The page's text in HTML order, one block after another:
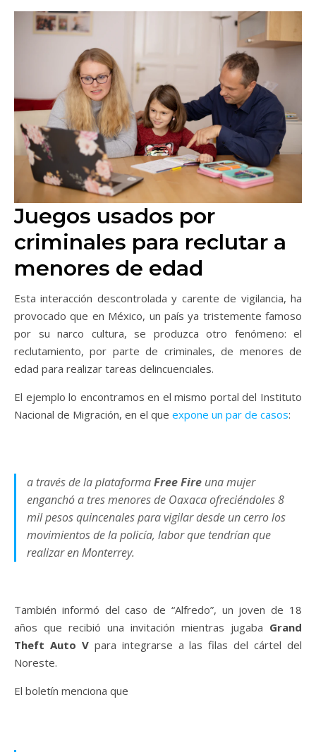
Juegos usados por
criminales para reclutar a
menores de edad
Esta interacción descontrolada y carente de vigilancia, ha
provocado que en México, un país ya tristemente famoso
por su narco cultura, se produzca otro fenómeno: el
reclutamiento, por parte de criminales, de menores de
edad para realizar tareas delincuenciales.
El ejemplo lo encontramos en el mismo portal del Instituto
Nacional de Migración, en el que expone un par de casos:
a través de la plataformaFree Fire una mujer
enganchó a tres menores de Oaxaca ofreciéndoles 8
mil pesos quincenales para vigilar desde un cerro los
movimientos de la policía, labor que tendrían que
realizar en Monterrey.
También informó del caso de “Alfredo”, un joven de 18
años que recibió una invitación mientras jugaba Grand
Theft Auto Vpara integrarse a las filas del cártel del
Noreste.
El boletín menciona que